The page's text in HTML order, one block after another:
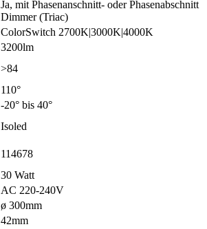
Ja, mit Phasenanschnitt- oder Phasenabschnitt
Dimmer (Triac)
ColorSwitch 2700K|3000K|4000K
3200lm
>84
110°
-20° bis 40°
Isoled
114678
30 Watt
AC 220-240V
ø 300mm
42mm